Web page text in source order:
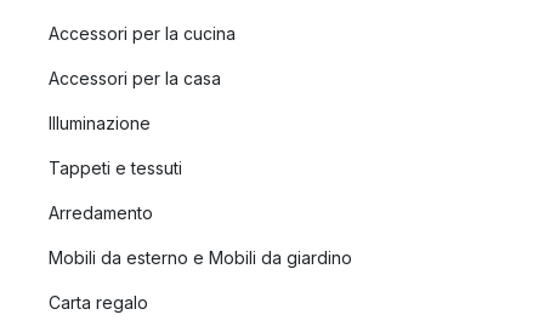
Accessori per la cucina
Accessori per la casa
Illuminazione
Tappeti e tessuti
Arredamento
Mobili da esterno e Mobili da giardino
Carta regalo